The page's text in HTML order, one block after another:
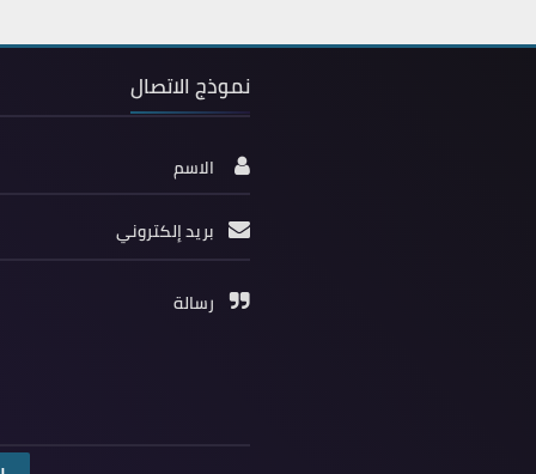
نموذج الاتصال
الاسم
بريد إلكتروني
رسالة